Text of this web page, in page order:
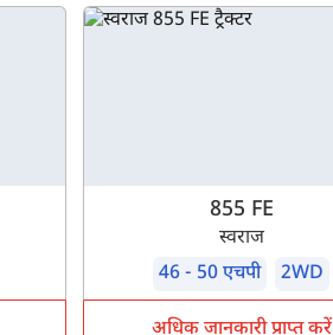
855 FE
स्वराज
46 - 50 एचपी
2WD
अधिक जानकारी प्राप्त करें